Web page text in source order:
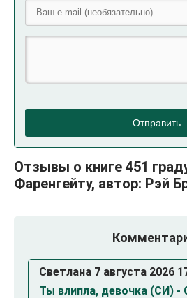
Отправить
Отзывы о книге 451
Фаренгейту, автор: Рэй
Светлана 7 августа 2026
Ты влипла, девочка (СИ) -